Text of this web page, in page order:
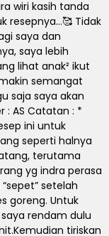
wiri kasih tanda
resepnya…🥰 Tidak
saya dan
saya lebih
lihat anak² ikut
semangat
saja saya akan
: AS Catatan : *
ini untuk
seperti halnya
terutama
yg indra perasa
setelah
goreng. Untuk
rendam dulu
Kemudian tiriskan